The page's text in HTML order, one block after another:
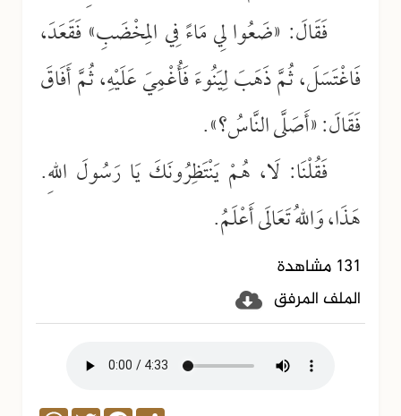
فَقَالَ: «ضَعُوا لِي مَاءً فِي المِخْضَبِ» فَقَعَدَ،
فَاغْتَسَلَ، ثُمَّ ذَهَبَ لِيَنُوءَ فَأُغْمِيَ عَلَيْهِ، ثُمَّ أَفَاقَ
فَقَالَ: «أَصَلَّى النَّاسُ؟».
فَقُلْنَا: لَا، هُمْ يَنْتَظِرُونَكَ يَا رَسُولَ اللهِ.
هَذَا، وَاللهُ تَعَالَى أَعْلَمُ.
131 مشاهدة
الملف المرفق